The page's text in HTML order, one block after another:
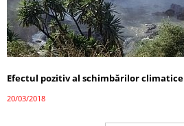
Efectul pozitiv al schimbărilor climatice
20/03/2018